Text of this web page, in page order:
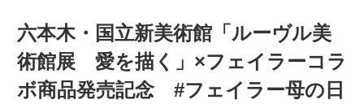
六本木・国立新美術館「ルーヴル美
術館展 愛を描く」×フェイラーコラ
ボ商品発売記念 #フェイラー母の日